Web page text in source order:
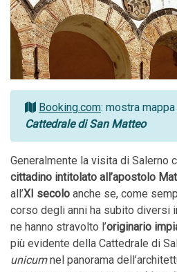
Booking.com: mostra
Cattedrale di San Matteo
Generalmente la visita di Salerno
cittadino intitolato all’apostolo
all’XI secolo anche se, come
corso degli anni ha subito diversi
ne hanno stravolto l’originario
più evidente della Cattedrale di
unicumnel panorama